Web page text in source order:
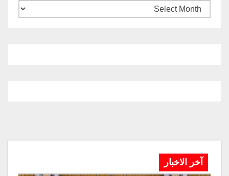
آخر الاخبار